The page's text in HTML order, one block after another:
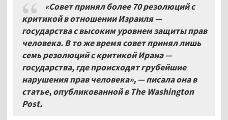
«Совет принял более 70 резолюций с
критикой в отношении Израиля —
государства с высоким уровнем защиты прав
человека. В то же время совет принял лишь
семь резолюций с критикой Ирана —
государства, где происходят грубейшие
нарушения прав человека», — писала она в
статье, опубликованной в The Washington
Post.